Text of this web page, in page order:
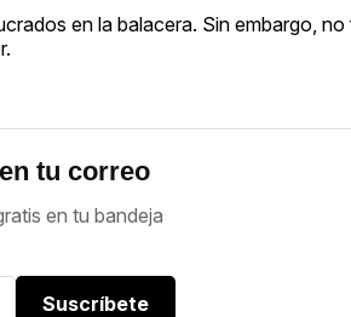
en la balacera. Sin embargo,
tu correo
en tu bandeja
Suscríbete